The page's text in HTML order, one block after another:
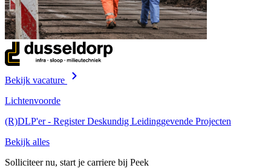
Bekijk vacature
Lichtenvoorde
(R)DLP'er - Register Deskundig Leidinggevende Projecten
Bekijk alles
Solliciteer nu, start je carriere bij Peek